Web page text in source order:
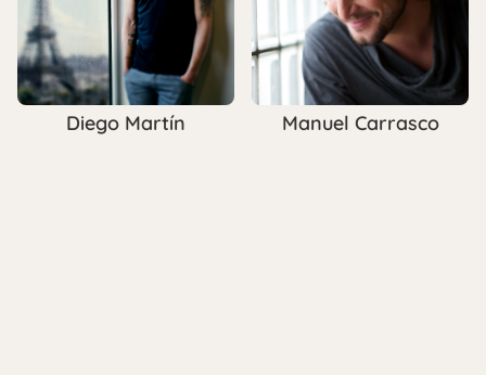
Diego Martín Manuel Carrasco